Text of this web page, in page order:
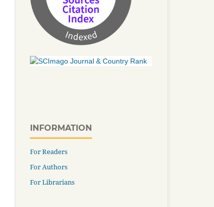
INFORMATION
For Readers
For Authors
For Librarians